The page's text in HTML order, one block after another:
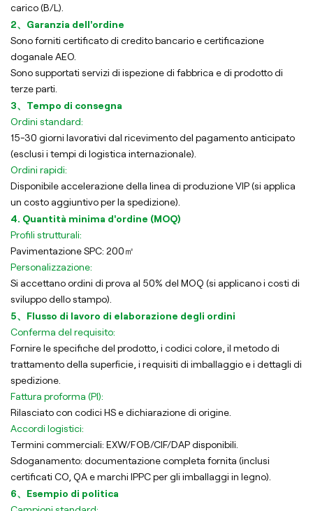
carico (B/L).
2、Garanzia dell'ordine
Sono forniti certificato di credito bancario e certificazione
doganale AEO.
Sono supportati servizi di ispezione di fabbrica e di prodotto di
terze parti.
3、Tempo di consegna
Ordini standard:
15-30 giorni lavorativi dal ricevimento del pagamento anticipato
(esclusi i tempi di logistica internazionale).
Ordini rapidi:
Disponibile accelerazione della linea di produzione VIP (si applica
un costo aggiuntivo per la spedizione).
4. Quantità minima d'ordine (MOQ)
Profili strutturali:
Pavimentazione SPC: 200㎡
Personalizzazione:
Si accettano ordini di prova al 50% del MOQ (si applicano i costi di
sviluppo dello stampo).
5、Flusso di lavoro di elaborazione degli ordini
Conferma del requisito:
Fornire le specifiche del prodotto, i codici colore, il metodo di
trattamento della superficie, i requisiti di imballaggio e i dettagli di
spedizione.
Fattura proforma (PI):
Rilasciato con codici HS e dichiarazione di origine.
Accordi logistici:
Termini commerciali: EXW/FOB/CIF/DAP disponibili.
Sdoganamento: documentazione completa fornita (inclusi
certificati CO, QA e marchi IPPC per gli imballaggi in legno).
6、Esempio di politica